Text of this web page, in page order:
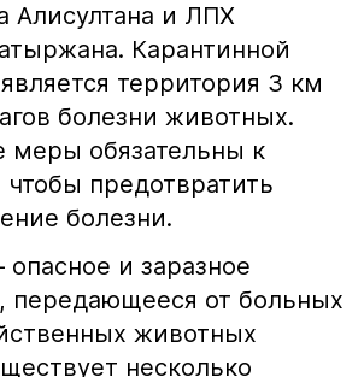
Алисултана и ЛПХ
Карантинной
территория 3 км
болезни животных.
меры обязательны к
предотвратить
болезни.
и заразное
передающееся от больных
животных
несколько